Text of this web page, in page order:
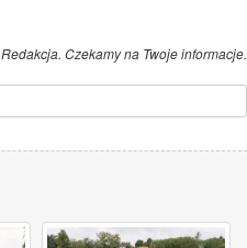
Redakcja. Czekamy na Twoje informacje.